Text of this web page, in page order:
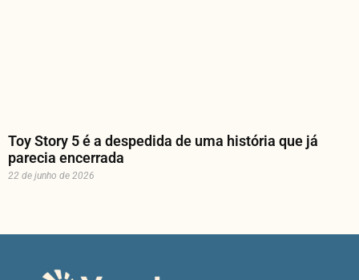
Toy Story 5 é a despedida de uma história que já
parecia encerrada
22 de junho de 2026